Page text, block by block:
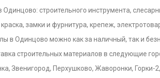
строительного инструмента,
замки и фурнитура, крепеж,
в Одинцово можно как за наличный, так и
строительных материалов в следующие
Звенигород, Перхушково, Жаворонки, Горки-